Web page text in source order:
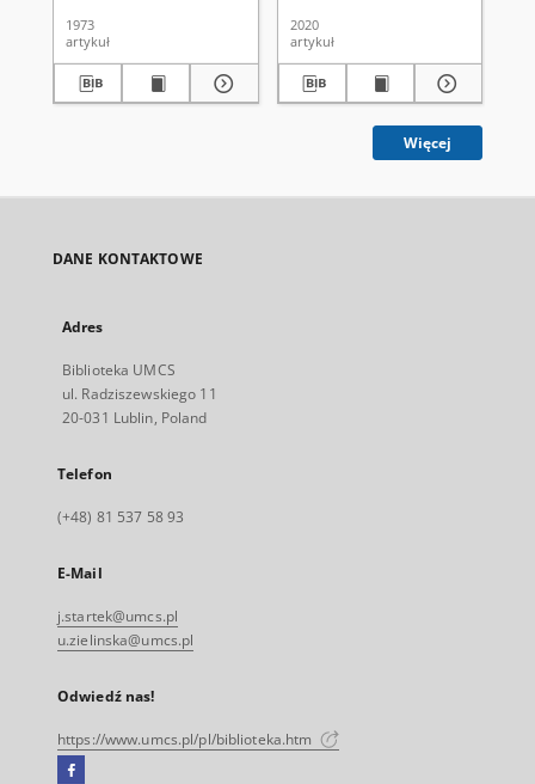
1973
artykuł
2020
artykuł
Więcej
DANE KONTAKTOWE
Adres
Biblioteka UMCS
ul. Radziszewskiego 11
20-031 Lublin, Poland
Telefon
(+48) 81 537 58 93
E-Mail
j.startek@umcs.pl
u.zielinska@umcs.pl
Odwiedź nas!
https://www.umcs.pl/pl/biblioteka.htm
Facebook